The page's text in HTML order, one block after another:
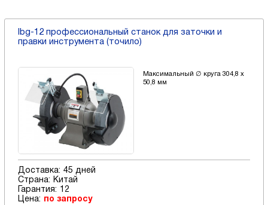
Ibg-12 профессиональный станок для заточки и
правки инструмента (точило)
Максимальный ∅ круга 304,8 х
50,8 мм
Доставка: 45 дней
Страна:
Китай
Гарантия:
12
Цена:
по запросу